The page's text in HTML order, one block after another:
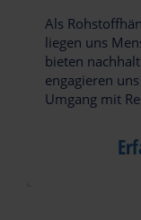
Als
liegen uns
bieten
engagieren
Umgang mit